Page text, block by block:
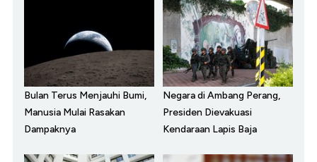
Bulan Terus Menjauhi Bumi,
Manusia Mulai Rasakan
Dampaknya
Negara di Ambang Perang,
Presiden Dievakuasi
Kendaraan Lapis Baja